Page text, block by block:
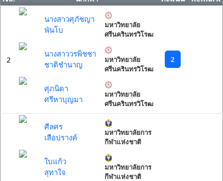
2
นางสาวศุภัชญา
พันโบ
มหาวิทยาลัย
ศรีนครินทรวิโรฒ
นางสาววรพิชชา
ชาติชำนาญ
มหาวิทยาลัย
ศรีนครินทรวิโรฒ
ศุภนิดา
ศรีหาบุญมา
มหาวิทยาลัย
ศรีนครินทรวิโรฒ
2
ศีลศร
เสือปรางค์
มหาวิทยาลัยการ
กีฬาแห่งชาติ
ใบแก้ว
สุทาใจ
มหาวิทยาลัยการ
กีฬาแห่งชาติ